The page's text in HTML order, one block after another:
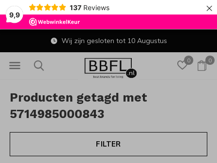
9,9
137 Reviews ×
0 0
Wij zijn gesloten tot 10 Augustus
Producten getagd met
5714985000843
FILTER